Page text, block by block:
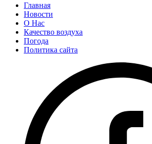
Главная
Новости
О Нас
Качество воздуха
Погода
Политика сайта